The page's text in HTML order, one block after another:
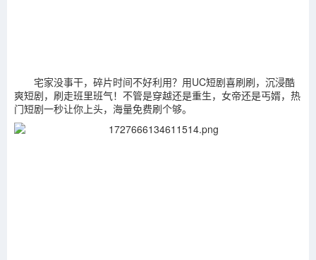
宅家没事干，碎片时间不好利用？用UC短剧喜刷刷，沉浸酷
爽短剧，刷走班里班气！不管是穿越还是重生，女帝还是丐婿，热
门短剧一秒让你上头，海量免费刷个够。